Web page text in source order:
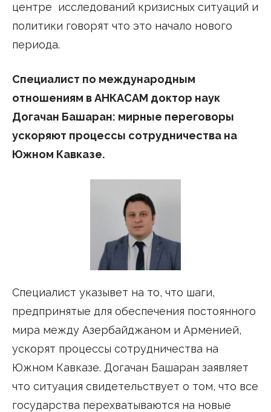
центре исследований кризисных ситуаций и
политики говорят что это начало нового
периода.
Специалист по международным
отношениям в АНКАСАМ доктор наук
Догачан Башаран: мирные переговоры
ускоряют процессы сотрудничества на
Южном Кавказе.
Специалист указывет на то, что шаги,
предпринятые для обеспечения постоянного
мира между Азербайджаном и Арменией,
ускорят процессы сотрудничества на
Южном Кавказе. Догачан Башаран заявляет
что ситуация свидетельствует о том, что все
государства перехватываются на новые